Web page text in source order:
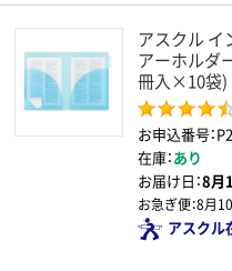
アスクル イ
アーホルダ
冊入×10袋)
お申込番号：
在庫：あり
お届け日：8月
お急ぎ便：8月10
アスクル